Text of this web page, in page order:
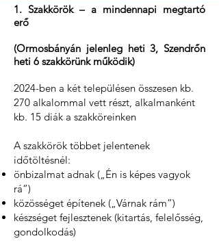
1. Szakkörök – a mindennapi megtartó
erő
(Ormosbányán jelenleg heti 3, Szendrőn
heti 6 szakkörünk működik)
2024-ben a két településen összesen kb.
270 alkalommal vett részt, alkalmanként
kb. 15 diák a szakköreinken
A szakkörök többet jelentenek
időtöltésnél:
önbizalmat adnak („Én is képes vagyok
rá”)
közösséget építenek („Várnak rám”)
készséget fejlesztenek (kitartás, felelősség,
gondolkodás)